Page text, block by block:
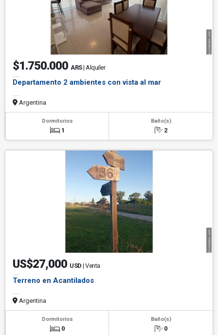
$1.750.000 ARS| Alquiler
Departamento 2 ambientes con vista al mar
Argentina
Dormitorios
1
Baño(s)
2
US$27,000 USD | Venta
Terreno en Acantilados
Argentina
Dormitorios
0
Baño(s)
0